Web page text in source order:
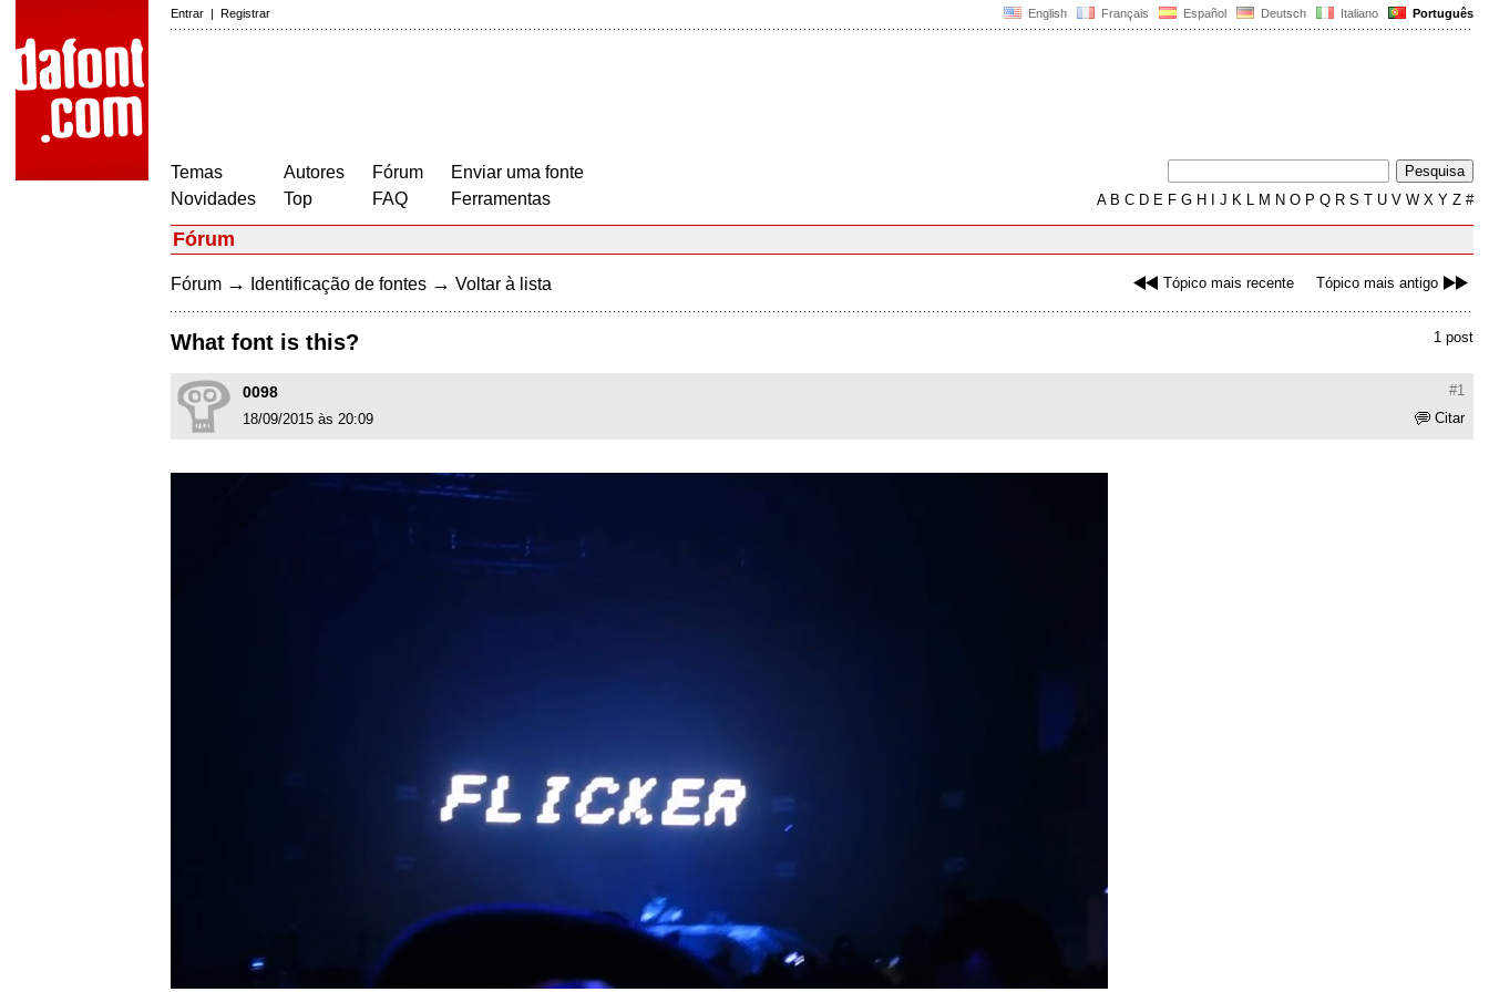
English Français Español Deutsch Italiano Português
Entrar | Registrar
Temas
Novidades
Autores
Top
Fórum
FAQ
Enviar uma fonte
Ferramentas
AB C D E F G H J K L M N O P Q R S T U V W X Y Z #
Fórum
Tópico mais recente Tópico mais antigo
Fórum → Identificação de fontes → Voltar à lista
1 post
What font is this?
#1
0098
Citar
18/09/2015 às 20:09